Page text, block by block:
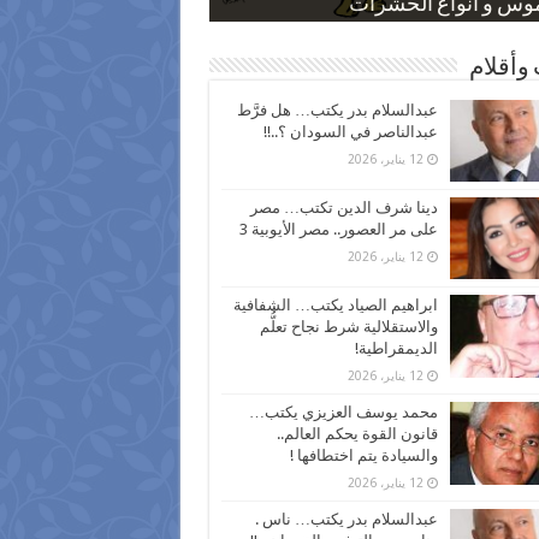
و أنواع الحشرات
بعد ارتفاع الأسعار
نسبة الطلاق في مصر
كاركاتيرية
كاركاتيرية
وأقلام
عبدالسلام بدر يكتب… هل فرَّط
عبدالناصر في السودان ؟..!!
12 يناير، 2026
دينا شرف الدين تكتب… مصر
على مر العصور.. مصر الأيوبية 3
12 يناير، 2026
ابراهيم الصياد يكتب… الشفافية
والاستقلالية شرط نجاح تعلُّم
الديمقراطية!
12 يناير، 2026
محمد يوسف العزيزي يكتب…
قانون القوة يحكم العالم..
والسيادة يتم اختطافها !
12 يناير، 2026
عبدالسلام بدر يكتب… ناس .